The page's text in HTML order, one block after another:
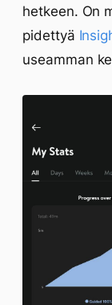
hetkeen. On
pidettyä
useamman